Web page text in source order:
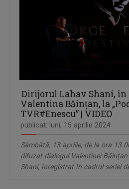
Dirijorul Lahav Shani, în
Valentina Băințan, la
TVR#Enescu” | VIDEO
publicat: luni, 15 aprilie 2024
Sâmbătă, 13 aprilie, de la ora
difuzat dialogul Valentinei
Shani, înregistrat în cadrul seriei de